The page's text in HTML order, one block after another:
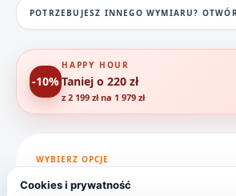
POTRZEBUJESZ INNEGO WYMIARU?
-10%
HAPPY HOUR
Taniej o 220 zł
z 2 199 zł na 1 979 zł
WYBIERZ OPCJE
Cookies i prywatność